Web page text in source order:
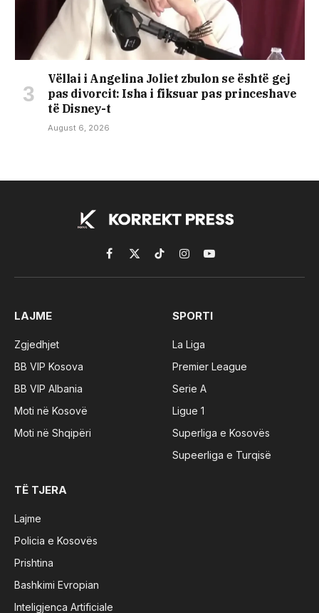
Vëllai i Angelina Joliet zbulon se është gej
pas divorcit: Isha i fiksuar pas princeshave
të Disney-t
August 6, 2026
Facebook
X
(Twitter)
TikTokInstagramYouTube
LAJME
Zgjedhjet
BB VIP Kosova
BB VIP Albania
Moti në Kosovë
Moti në Shqipëri
SPORTI
La Liga
Premier League
Serie A
Ligue 1
Superliga e Kosovës
Supeerliga e Turqisë
TË TJERA
Lajme
Policia e Kosovës
Prishtina
Bashkimi Evropian
Inteligjenca Artificiale